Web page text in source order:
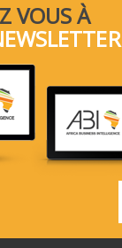
VOUS À